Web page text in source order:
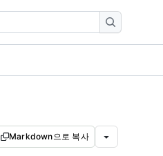
Markdown으로 복사